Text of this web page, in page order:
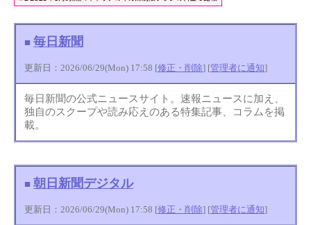
■ 毎日新聞
更新日：2026/06/29(Mon) 17:58 [修正・削除] [管理者に通知]
毎日新聞の公式ニュースサイト。速報ニュースに加え、
独自のスクープや読み応えのある特集記事、コラムを掲
載。
■ 朝日新聞デジタル
更新日：2026/06/29(Mon) 17:58 [修正・削除] [管理者に通知]